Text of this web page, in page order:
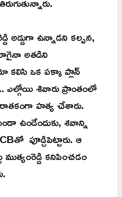
అడ్డుగా ఉన్నాడని కల్పన,
అతడిని
కలిసి ఒక పక్కా ప్లాన్
ఎల్గోయి శివారు ప్రాంతంలో
హత్య చేశారు.
ఉండేందుకు, శవాన్ని
పూడ్చిపెట్టారు. ఆ
కనిపించడం